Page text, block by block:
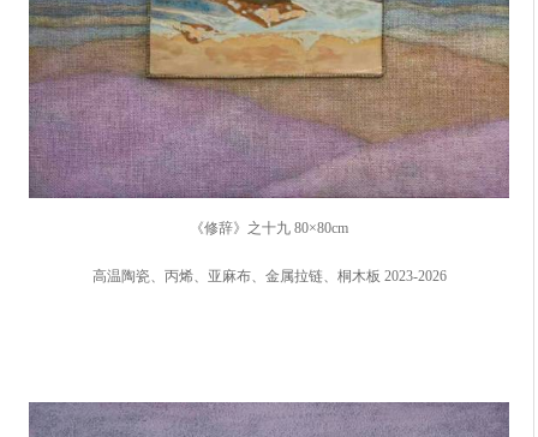
《修辞》之十九 80×80cm
高温陶瓷、丙烯、亚麻布、金属拉链、桐木板 2023-2026